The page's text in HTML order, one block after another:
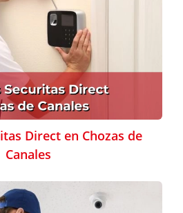
Direct en Chozas de
Canales